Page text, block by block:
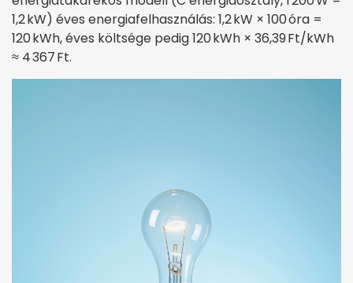
1,2 kW) éves energiafelhasználás: 1,2 kW × 100 óra =
120 kWh, éves költsége pedig 120 kWh × 36,39 Ft/kWh
≈ 4 367 Ft.